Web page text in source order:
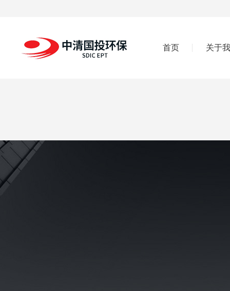
首页 关于